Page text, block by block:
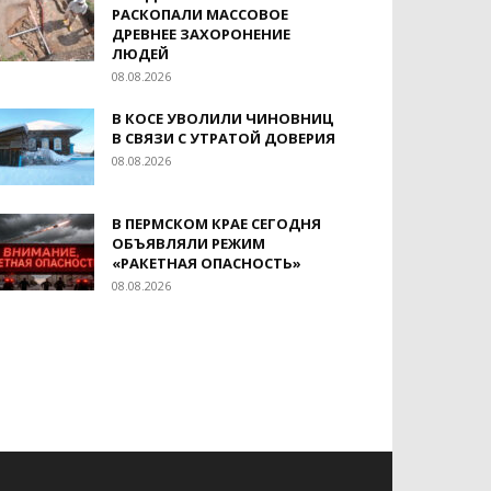
РАСКОПАЛИ МАССОВОЕ
ДРЕВНЕЕ ЗАХОРОНЕНИЕ
ЛЮДЕЙ
08.08.2026
В КОСЕ УВОЛИЛИ ЧИНОВНИЦ
В СВЯЗИ С УТРАТОЙ ДОВЕРИЯ
08.08.2026
В ПЕРМСКОМ КРАЕ СЕГОДНЯ
ОБЪЯВЛЯЛИ РЕЖИМ
«РАКЕТНАЯ ОПАСНОСТЬ»
08.08.2026